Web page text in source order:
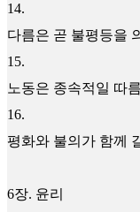
14.
다름은 곧 불평등을
15.
노동은 종속적일 따
16.
평화와 불의가 함께
6장. 윤리